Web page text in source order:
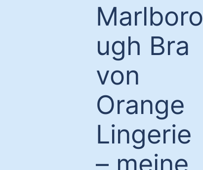
Marlboro
ugh Bra
von
Orange
Lingerie
– meine